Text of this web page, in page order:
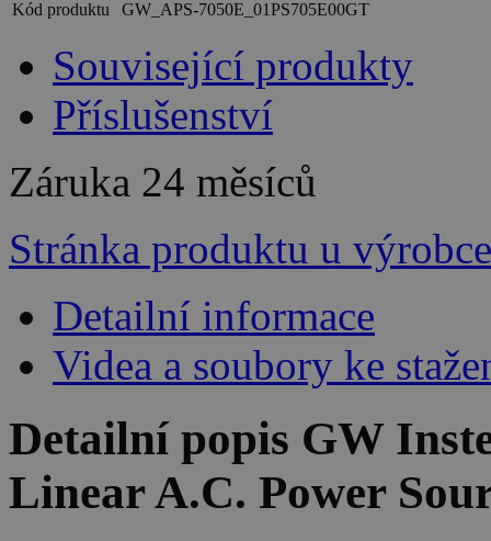
Kód produktu
GW_APS-7050E_01PS705E00GT
Související produkty
Příslušenství
Záruka 24 měsíců
Stránka produktu u výrobce
Detailní informace
Videa a soubory ke
Detailní popis GW
Linear A.C. Power